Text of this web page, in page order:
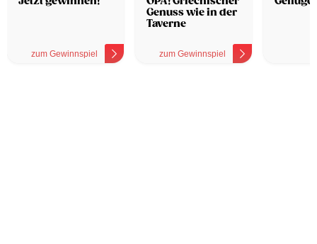
zum Gewinnspiel
Genuss wie in der
Taverne
zum Gewinnspiel